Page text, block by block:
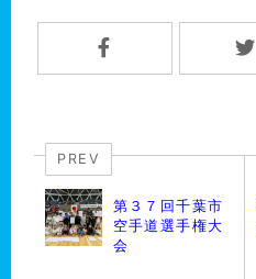
PREV
第３７回千葉市
空手道選手権大
会